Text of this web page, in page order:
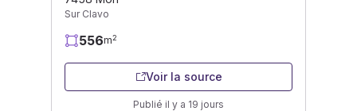
Sur Clavo
556m2
Voir la source
Publié il y a 19 jours